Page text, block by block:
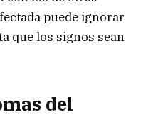
puede ignorar
que los signos sean
del